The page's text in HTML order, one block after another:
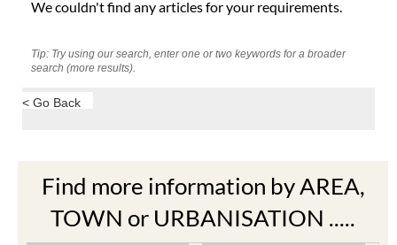
We couldn't find any articles for your requirements.
Tip: Try using our search, enter one or two keywords for a broader
search (more results).
< Go Back
Find more information by AREA,
TOWN or URBANISATION .....